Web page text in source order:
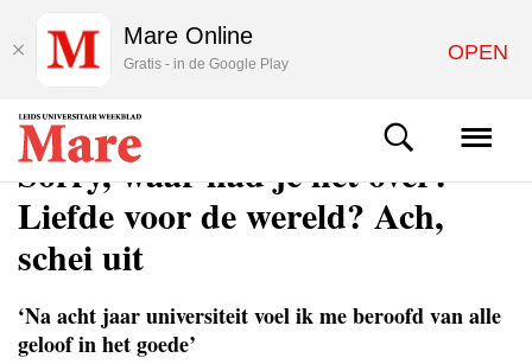
COLUMNS & OPINIE
Sorry, waar had je het over?
Liefde voor de wereld? Ach,
schei uit
‘Na acht jaar universiteit voel ik me beroofd van alle
geloof in het goede’
Mare Online
Gratis - in de Google Play OPEN